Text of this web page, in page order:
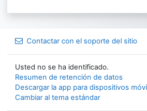
Contactar con el soporte del sitio
Usted no se ha identificado.
Resumen de retención de datos
Descargar la app para dispositivos
Cambiar al tema estándar